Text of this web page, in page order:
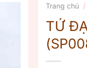
Trang chủ /
TỨ